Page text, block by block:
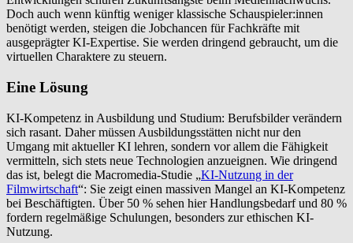
Doch auch wenn künftig weniger klassische Schauspieler:innen
benötigt werden, steigen die Jobchancen für Fachkräfte mit
ausgeprägter KI-Expertise. Sie werden dringend gebraucht, um die
virtuellen Charaktere zu steuern.
Eine Lösung
KI-Kompetenz in Ausbildung und Studium: Berufsbilder verändern
sich rasant. Daher müssen Ausbildungsstätten nicht nur den
Umgang mit aktueller KI lehren, sondern vor allem die Fähigkeit
vermitteln, sich stets neue Technologien anzueignen. Wie dringend
das ist, belegt die Macromedia-Studie „KI-Nutzung in der
Filmwirtschaft“: Sie zeigt einen massiven Mangel an KI-Kompetenz
bei Beschäftigten. Über 50 % sehen hier Handlungsbedarf und 80 %
fordern regelmäßige Schulungen, besonders zur ethischen KI-
Nutzung.